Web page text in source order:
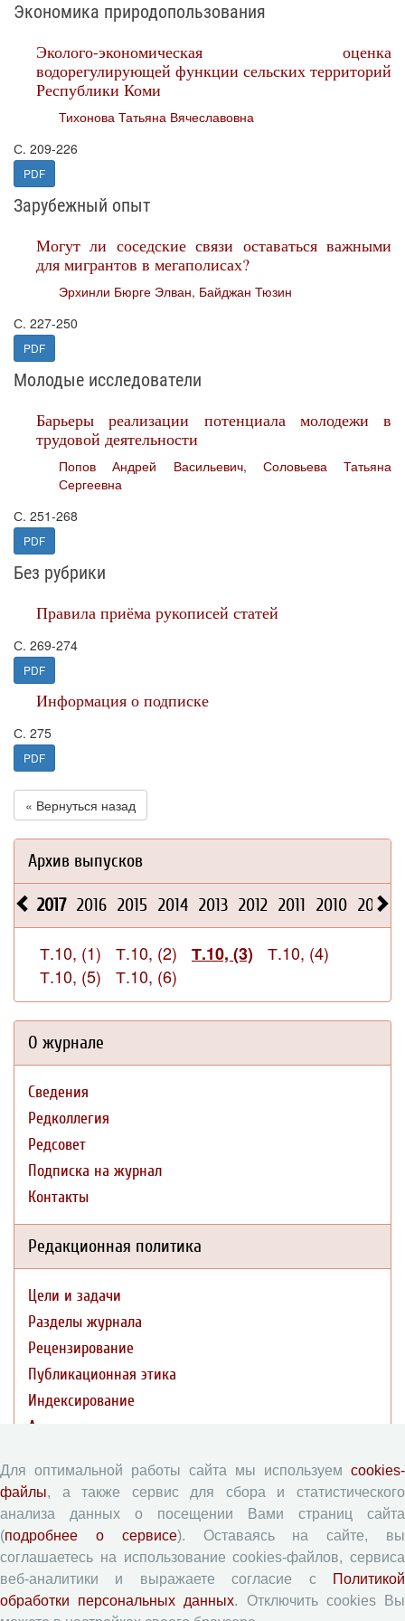
Экономика природопользования
Эколого-экономическая оценка
водорегулирующей функции сельских территорий
Республики Коми
Тихонова Татьяна Вячеславовна
С. 209-226
PDF
Зарубежный опыт
Могут ли соседские связи оставаться важными
для мигрантов в мегаполисах?
Эрхинли Бюрге Элван, Байджан Тюзин
С. 227-250
PDF
Молодые исследователи
Барьеры реализации потенциала молодежи в
трудовой деятельности
Попов Андрей Васильевич, Соловьева Татьяна
Сергеевна
С. 251-268
PDF
Без рубрики
Правила приёма рукописей статей
С. 269-274
PDF
Информация о подписке
С. 275
PDF
« Вернуться назад
Архив выпусков
2017 2016 2015 2014 2013 2012 2011 2010 2009
Т.10, (1) Т.10, (2) Т.10, (3)
Т.10, (4)
Т.10, (5)
Т.10, (6)
О журнале
Сведения
Редколлегия
Редсовет
Подписка на журнал
Контакты
Редакционная политика
Цели и задачи
Разделы журнала
Рецензирование
Публикационная этика
Индексирование
Архивация
Политика раскрытия
Публикации
Текущий номер (Том 19, №3, 2026)
Архив
Для оптимальной работы сайта мы используем cookies-
файлы, а также сервис для сбора и статистического
анализа данных о посещении Вами страниц сайта
(подробнее о сервисе). Оставаясь на сайте, вы
соглашаетесь на использование cookies-файлов, сервиса
веб-аналитики и выражаете согласие с
Политикой
обработки персональных данных. Отключить cookies Вы